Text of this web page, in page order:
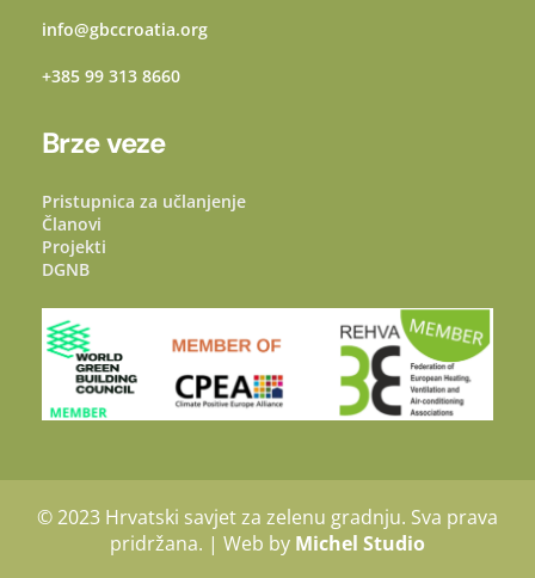
info@gbccroatia.org
+385 99 313 8660
Brze veze
Pristupnica za učlanjenje
Članovi
Projekti
DGNB
© 2023 Hrvatski savjet za zelenu gradnju. Sva prava
pridržana. | Web by Michel Studio